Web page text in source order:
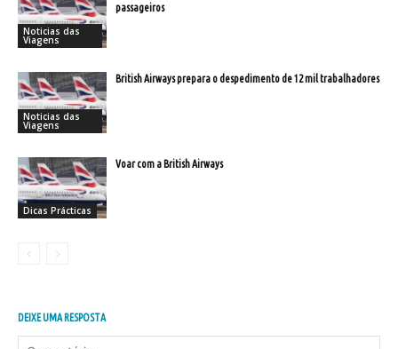
Noticias das
Viagens
passageiros
Noticias das
Viagens
British Airways prepara o despedimento de 12 mil trabalhadores
Dicas Prácticas
Voar com a British Airways
DEIXE UMA RESPOSTA